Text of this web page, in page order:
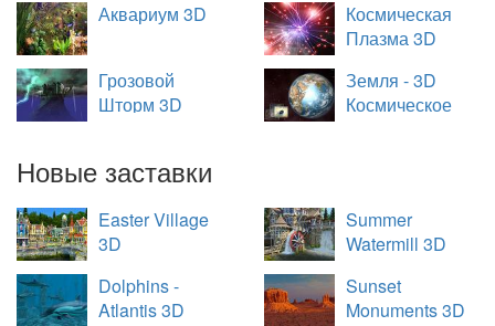
Аквариум 3D
Космическая
Плазма 3D
Грозовой
Шторм 3D
Земля - 3D
Космическое
Новые заставки
Easter Village
3D
Summer
Watermill 3D
Dolphins -
Atlantis 3D
Sunset
Monuments 3D